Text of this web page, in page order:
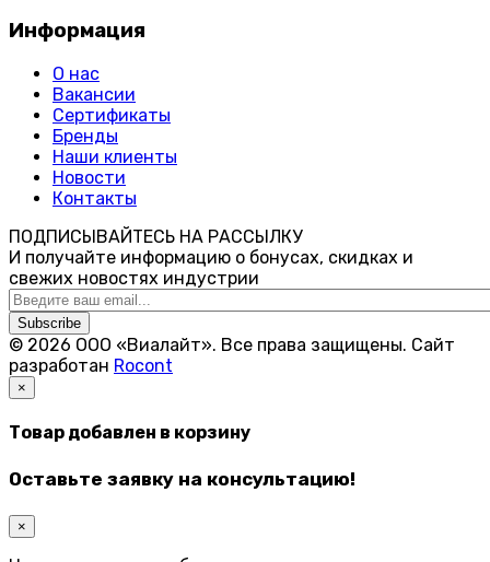
Информация
О нас
Вакансии
Сертификаты
Бренды
Наши клиенты
Новости
Контакты
ПОДПИСЫВАЙТЕСЬ НА РАССЫЛКУ
И получайте информацию о бонусах, скидках и
свежих новостях индустрии
Subscribe
© 2026 ООО «Виалайт». Все права защищены. Cайт
разработан Rocont
×
Товар добавлен в корзину
Оставьте заявку на консультацию!
×